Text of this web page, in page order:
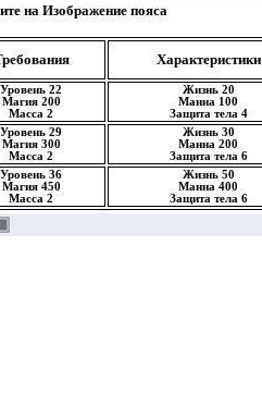
на Изображение пояса
Характеристики
Уровень 22
Магия 200
Масса 2
Жизнь 20
Манна 100
Защита тела 4
Уровень 29
Магия 300
Масса 2
Жизнь 30
Манна 200
Защита тела 6
Уровень 36
Магия 450
Масса 2
Жизнь 50
Манна 400
Защита тела 6